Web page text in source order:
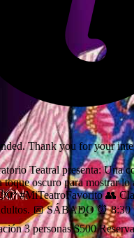
Thank you for your
Teatral presenta: Una
oscuro para mostrar lo
#MiTeatroFavorito 👥️
📅 SÁBADO ⏰️
3 personas $500